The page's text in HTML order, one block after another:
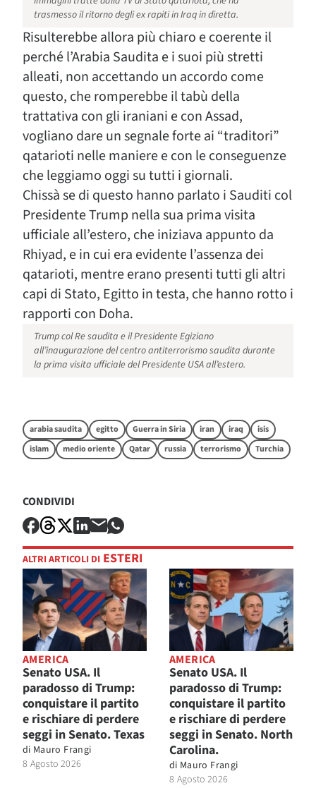
trasmesso il ritorno degli ex rapiti in Iraq in diretta.
Risulterebbe allora più chiaro e coerente il
perché l’Arabia Saudita e i suoi più stretti
alleati, non accettando un accordo come
questo, che romperebbe il tabù della
trattativa con gli iraniani e con Assad,
vogliano dare un segnale forte ai “traditori”
qatarioti nelle maniere e con le conseguenze
che leggiamo oggi su tutti i giornali.
Chissà se di questo hanno parlato i Sauditi col
Presidente Trump nella sua prima visita
ufficiale all’estero, che iniziava appunto da
Rhiyad, e in cui era evidente l’assenza dei
qatarioti, mentre erano presenti tutti gli altri
capi di Stato, Egitto in testa, che hanno rotto i
rapporti con Doha.
Trump col Re saudita e il Presidente Egiziano
all’inaugurazione del centro antiterrorismo saudita durante
la prima visita ufficiale del Presidente USA all’estero.
arabia saudita egitto Guerra in Siria iran iraq
isis
islam
medio oriente Qatar russia terrorismo Turchia
CONDIVIDI
ALTRI ARTICOLI DI ESTERI
AMERICA
Senato USA. Il
paradosso di Trump:
conquistare il partito
e rischiare di perdere
seggi in Senato. Texas
di Mauro Frangi
8 Agosto 2026
AMERICA
Senato USA. Il
paradosso di Trump:
conquistare il partito
e rischiare di perdere
seggi in Senato. North
Carolina.
di Mauro Frangi
8 Agosto 2026